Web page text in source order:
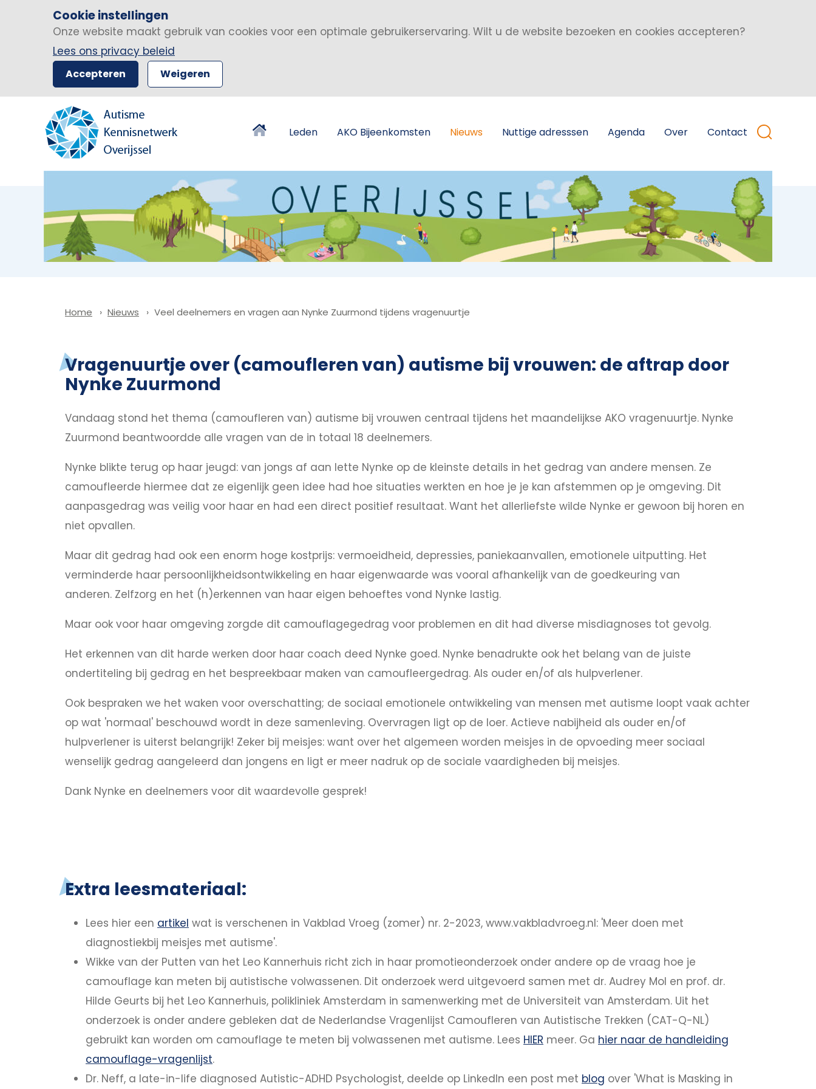
Cookie instellingen
Onze website maakt gebruik van cookies voor een optimale gebruikerservaring. Wilt u de website bezoeken en cookies accepteren?
Lees ons privacy beleid
Accepteren Weigeren
Leden AKO Bijeenkomsten Nieuws Nuttige adresssen Agenda Over Contact
Home Nieuws Veel deelnemers en vragen aan Nynke Zuurmond tijdens vragenuurtje
Vragenuurtje over (camoufleren van) autisme bij vrouwen: de aftrap door
Nynke Zuurmond
Vandaag stond het thema (camoufleren van) autisme bij vrouwen centraal tijdens het maandelijkse AKO vragenuurtje. Nynke
Zuurmond beantwoordde alle vragen van de in totaal 18 deelnemers.
Nynke blikte terug op haar jeugd: van jongs af aan lette Nynke op de kleinste details in het gedrag van andere mensen. Ze
camoufleerde hiermee dat ze eigenlijk geen idee had hoe situaties werkten en hoe je je kan afstemmen op je omgeving. Dit
aanpasgedrag was veilig voor haar en had een direct positief resultaat. Want het allerliefste wilde Nynke er gewoon bij horen en
niet opvallen.
Maar dit gedrag had ook een enorm hoge kostprijs: vermoeidheid, depressies, paniekaanvallen, emotionele uitputting. Het
verminderde haar persoonlijkheidsontwikkeling en haar eigenwaarde was vooral afhankelijk van de goedkeuring van
anderen. Zelfzorg en het (h)erkennen van haar eigen behoeftes vond Nynke lastig.
Maar ook voor haar omgeving zorgde dit camouflagegedrag voor problemen en dit had diverse misdiagnoses tot gevolg.
Het erkennen van dit harde werken door haar coach deed Nynke goed. Nynke benadrukte ook het belang van de juiste
ondertiteling bij gedrag en het bespreekbaar maken van camoufleergedrag. Als ouder en/of als hulpverlener.
Ook bespraken we het waken voor overschatting; de sociaal emotionele ontwikkeling van mensen met autisme loopt vaak achter
op wat 'normaal' beschouwd wordt in deze samenleving. Overvragen ligt op de loer. Actieve nabijheid als ouder en/of
hulpverlener is uiterst belangrijk! Zeker bij meisjes: want over het algemeen worden meisjes in de opvoeding meer sociaal
wenselijk gedrag aangeleerd dan jongens en ligt er meer nadruk op de sociale vaardigheden bij meisjes.
Dank Nynke en deelnemers voor dit waardevolle gesprek!
Extra leesmateriaal:
Lees hier een artikel wat is verschenen in Vakblad Vroeg (zomer) nr. 2-2023, www.vakbladvroeg.nl: 'Meer doen met
diagnostiekbij meisjes met autisme'.
Wikke van der Putten van het Leo Kannerhuis richt zich in haar promotieonderzoek onder andere op de vraag hoe je
camouflage kan meten bij autistische volwassenen. Dit onderzoek werd uitgevoerd samen met dr. Audrey Mol en prof. dr.
Hilde Geurts bij het Leo Kannerhuis, polikliniek Amsterdam in samenwerking met de Universiteit van Amsterdam. Uit het
onderzoek is onder andere gebleken dat de Nederlandse Vragenlijst Camoufleren van Autistische Trekken (CAT-Q-NL)
gebruikt kan worden om camouflage te meten bij volwassenen met autisme. Lees HIER meer. Ga hier naar de handleiding
camouflage-vragenlijst.
Dr. Neff, a late-in-life diagnosed Autistic-ADHD Psychologist, deelde op LinkedIn een post met blog over 'What is Masking in